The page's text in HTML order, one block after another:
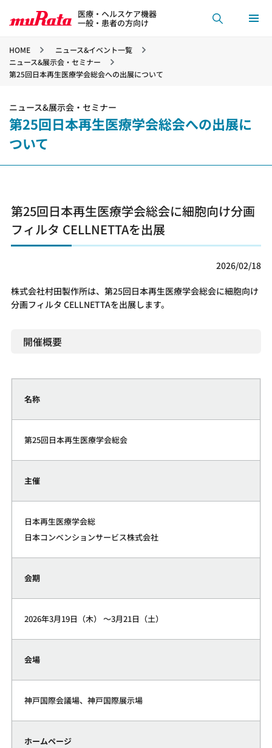
医療・ヘルスケア機器
一般・患者の方向け
HOME
ニュース&イベント一覧
ニュース&展示会・セミナー
第25回日本再生医療学会総会への出展について
第25回日本再生医療学会総会への出展に
ついて
ニュース&展示会・セミナー
第25回日本再生医療学会総会に細胞向け分画
フィルタ CELLNETTAを出展
2026/02/18
株式会社村田製作所は、第25回日本再生医療学会総会に細胞向け
分画フィルタ CELLNETTAを出展します。
開催概要
名称
第25回日本再生医療学会総会
主催
日本再生医療学会総
日本コンベンションサービス株式会社
会期
2026年3月19日（木） ～3月21日（土）
会場
神戸国際会議場、神戸国際展示場
ホームページ